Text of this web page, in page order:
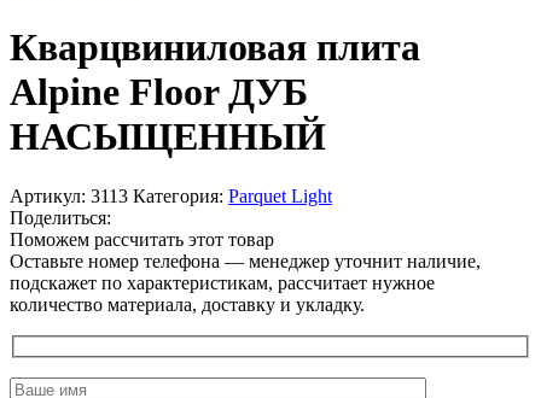
Кварцвиниловая плита
Alpine Floor ДУБ
НАСЫЩЕННЫЙ
Артикул: 3113 Категория: Parquet Light
Поделиться:
Поможем рассчитать этот товар
Оставьте номер телефона — менеджер уточнит наличие,
подскажет по характеристикам, рассчитает нужное
количество материала, доставку и укладку.